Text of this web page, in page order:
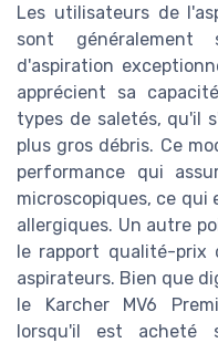
Les utilisateurs de
sont
d'aspiration
apprécient sa
types de saletés, qu'il
plus gros débris. Ce
performance qui
microscopiques, ce qui
allergiques. Un autre
le rapport qualité-prix
aspirateurs. Bien que
le Karcher MV6
lorsqu'il est acheté